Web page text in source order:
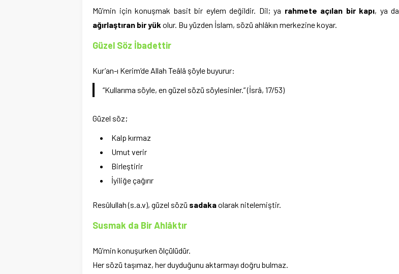
Mü’min için konuşmak basit bir eylem değildir. Dil; ya rahmete açılan bir kapı, ya da
ağırlaştıran bir yük olur. Bu yüzden İslam, sözü ahlâkın merkezine koyar.
Güzel Söz İbadettir
Kur’an-ı Kerim’de Allah Teâlâ şöyle buyurur:
“Kullarıma söyle, en güzel sözü söylesinler.” (İsrâ, 17/53)
Güzel söz;
Kalp kırmaz
Umut verir
Birleştirir
İyiliğe çağırır
Resûlullah (s.a.v), güzel sözü sadakaolarak nitelemiştir.
Susmak da Bir Ahlâktır
Mü’min konuşurken ölçülüdür.
Her sözü taşımaz, her duyduğunu aktarmayı doğru bulmaz.